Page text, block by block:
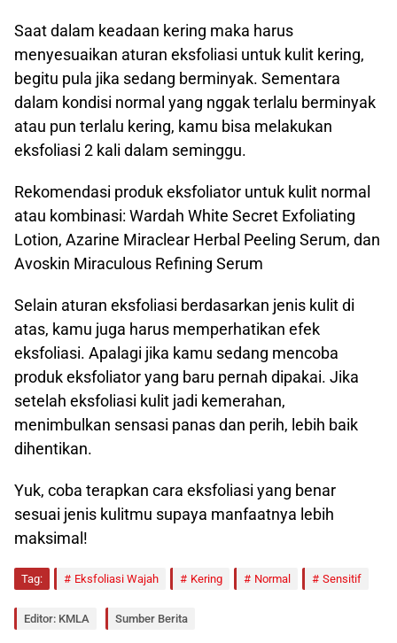
Saat dalam keadaan kering maka harus
menyesuaikan aturan eksfoliasi untuk kulit kering,
begitu pula jika sedang berminyak. Sementara
dalam kondisi normal yang nggak terlalu berminyak
atau pun terlalu kering, kamu bisa melakukan
eksfoliasi 2 kali dalam seminggu.
Rekomendasi produk eksfoliator untuk kulit normal
atau kombinasi: Wardah White Secret Exfoliating
Lotion, Azarine Miraclear Herbal Peeling Serum, dan
Avoskin Miraculous Refining Serum
Selain aturan eksfoliasi berdasarkan jenis kulit di
atas, kamu juga harus memperhatikan efek
eksfoliasi. Apalagi jika kamu sedang mencoba
produk eksfoliator yang baru pernah dipakai. Jika
setelah eksfoliasi kulit jadi kemerahan,
menimbulkan sensasi panas dan perih, lebih baik
dihentikan.
Yuk, coba terapkan cara eksfoliasi yang benar
sesuai jenis kulitmu supaya manfaatnya lebih
maksimal!
Tag: Eksfoliasi Wajah Kering Normal Sensitif
Editor: KMLA Sumber Berita